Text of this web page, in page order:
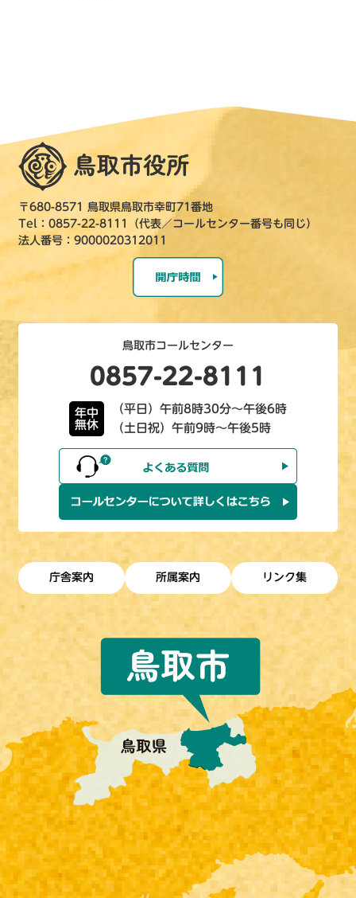
〒680-8571 鳥取県鳥取市幸町71番地
Tel：0857-22-8111（代表／コールセンター番号も同じ）
法人番号：9000020312011
鳥取市コールセンター
0857-22-8111
年中
無休
（平日）午前8時30分～午後6時
（土日祝）午前9時～午後5時
庁舎案内 所属案内 リンク集